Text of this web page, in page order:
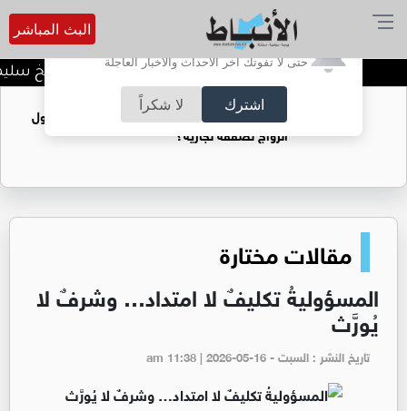
أترغب في تفعيل الإشعارات؟
حتى لا تفوتك آخر الأحداث والأخبار العاجلة
اشترك لا شكراً
البث المباشر
د. منذر جرادات يهنىء الشيخ
فتيات يستغللنه لتحقيق مكاسب مادية.. هل تحول
الزواج لصفقة تجارية؟
مقالات مختارة
المسؤوليةُ تكليفٌ لا امتداد… وشرفٌ لا
يُورَّث
تاريخ النشر : السبت - am 11:38 | 2026-05-16